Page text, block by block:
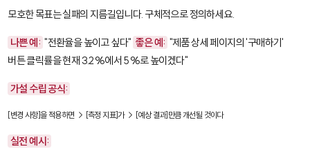
모호한 목표는 실패의 지름길입니다. 구체적으로 정의하세요.
나쁜 예: "전환율을 높이고 싶다" 좋은 예: "제품 상세 페이지의 '구매하기'
버튼 클릭률을 현재 3.2%에서 5%로 높이겠다"
가설 수립 공식:
[변경 사항]을 적용하면 → [측정 지표]가 → [예상 결과]만큼 개선될 것이다
실전 예시: